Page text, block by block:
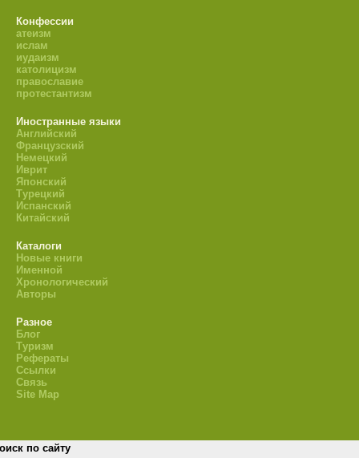
Конфессии
атеизм
ислам
иудаизм
католицизм
православие
протестантизм
Иностранные языки
Английский
Французский
Немецкий
Иврит
Японский
Турецкий
Испанский
Китайский
Каталоги
Новые книги
Именной
Хронологический
Авторы
Разное
Блог
Туризм
Рефераты
Ссылки
Связь
Site Map
по сайту